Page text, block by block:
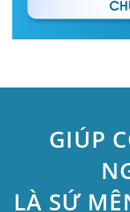
GIÚP
LÀ SỨ